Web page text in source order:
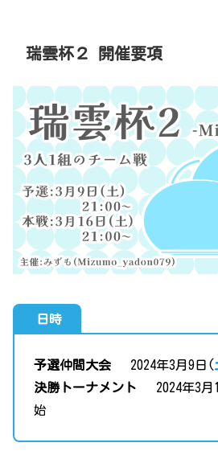
瑞雲杯２ 開催要項
日時
予選仲間大会 2024年3月9日(
決勝トーナメント 2024年3月
始